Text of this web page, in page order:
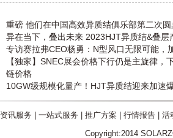
重磅 他们在中国高效异质结俱乐部第二次
异在当下，叠出未来 2023HJT异质结&叠层
专访赛拉弗CEO杨勇：N型风口无限可能，
【独家】SNEC展会价格下行仍是主旋律，
链价格
10GW级规模化量产！HJT异质结迎来加速
资讯服务 一站式服务 推广方案 行情报告| 活
Copyright:2014